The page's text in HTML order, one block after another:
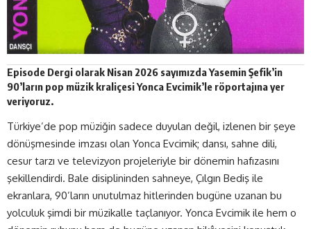
Episode Dergi olarak Nisan 2026 sayımızda Yasemin Şefik’in
90’ların pop müzik kraliçesiYonca Evcimik’le röportajına yer
veriyoruz.
Türkiye’de pop müziğin sadece duyulan değil, izlenen bir şeye
dönüşmesinde imzası olan Yonca Evcimik; dansı, sahne dili,
cesur tarzı ve televizyon projeleriyle bir dönemin hafızasını
şekillendirdi. Bale disiplininden sahneye, Çılgın Bediş ile
ekranlara, 90’ların unutulmaz hitlerinden bugüne uzanan bu
yolculuk şimdi bir müzikalle taçlanıyor. Yonca Evcimik ile hem o